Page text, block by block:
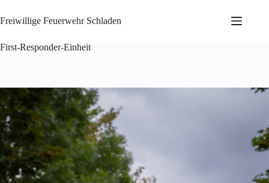
Freiwillige Feuerwehr Schladen
First-Responder-Einheit